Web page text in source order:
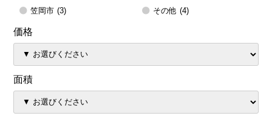
笠岡市 (3) その他 (4)
価格
面積